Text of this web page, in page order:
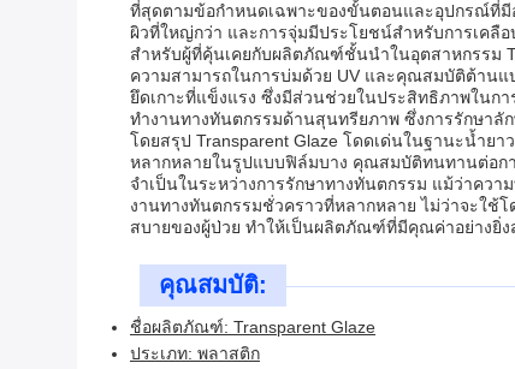
ที่สุดตามข้อกำหนดเฉพาะของขั้นตอนและอุปกรณ์ที่มี
ผิวที่ใหญ่กว่า และการจุ่มมีประโยชน์สำหรับการเคลื
สำหรับผู้ที่คุ้นเคยกับผลิตภัณฑ์ชั้นนำในอุตสาหกรรม
ความสามารถในการบ่มด้วย UV และคุณสมบัติต้านแ
ยึดเกาะที่แข็งแรง ซึ่งมีส่วนช่วยในประสิทธิภาพในกา
ทำงานทางทันตกรรมด้านสุนทรียภาพ ซึ่งการรักษา
โดยสรุป Transparent Glaze โดดเด่นในฐานะน้ำย
หลากหลายในรูปแบบฟิล์มบาง คุณสมบัติทนทานต่อก
จำเป็นในระหว่างการรักษาทางทันตกรรม แม้ว่าคว
งานทางทันตกรรมชั่วคราวที่หลากหลาย ไม่ว่าจะใช้
สบายของผู้ป่วย ทำให้เป็นผลิตภัณฑ์ที่มีคุณค่าอย่างยิ่
คุณสมบัติ:
ชื่อผลิตภัณฑ์: Transparent Glaze
ประเภท: พลาสติก